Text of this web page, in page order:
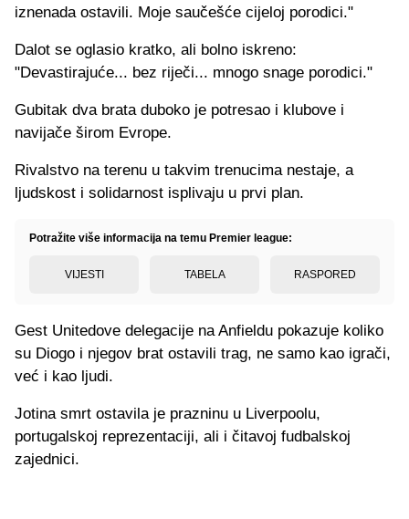
iznenada ostavili. Moje saučešće cijeloj porodici."
Dalot se oglasio kratko, ali bolno iskreno:
"Devastirajuće... bez riječi... mnogo snage porodici."
Gubitak dva brata duboko je potresao i klubove i
navijače širom Evrope.
Rivalstvo na terenu u takvim trenucima nestaje, a
ljudskost i solidarnost isplivaju u prvi plan.
Potražite više informacija na temu Premier league:
VIJESTI TABELA RASPORED
Gest Unitedove delegacije na Anfieldu pokazuje koliko
su Diogo i njegov brat ostavili trag, ne samo kao igrači,
već i kao ljudi.
Jotina smrt ostavila je prazninu u Liverpoolu,
portugalskoj reprezentaciji, ali i čitavoj fudbalskoj
zajednici.